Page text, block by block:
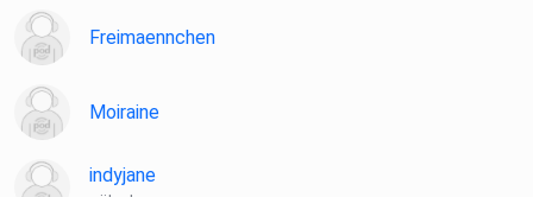
Freimaennchen
Moiraine
indyjane